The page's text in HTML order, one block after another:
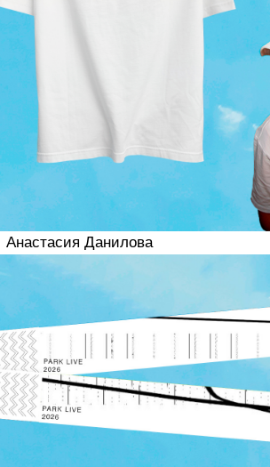
Соглашаюсь на обработку персональных
данных
Отправить